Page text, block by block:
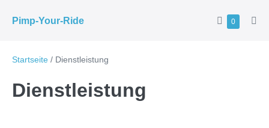
InhaltPimp-Your-Ride Warenkorb
0Elemente
Startseite / Dienstleistung
Dienstleistung